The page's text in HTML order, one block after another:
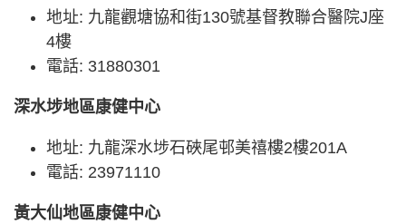
地址: 九龍觀塘協和街130號基督教聯合醫院J座
4樓
電話: 31880301
深水埗地區康健中心
地址: 九龍深水埗石硤尾邨美禧樓2樓201A
電話: 23971110
黃大仙地區康健中心